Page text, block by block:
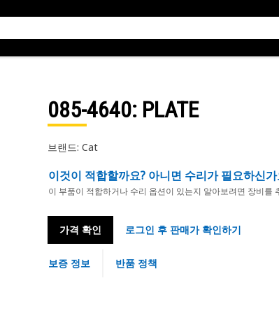
085-4640: PLATE
브랜드: Cat
이것이 적합할까요? 아니면 수리가 필요하신가
이 부품이 적합하거나 수리 옵션이 있는지 알아보려면 장비를
가격 확인 로그인 후 판매가 확인하기
보증 정보 반품 정책